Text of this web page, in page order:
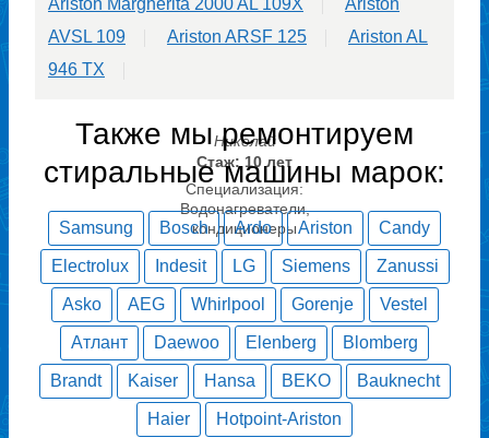
Николай
Стаж: 10 лет
Специализация:
Водонагреватели,
кондиционеры
AVSL 109
Ariston ARSF 125
Ariston AL
946 TX
Также мы ремонтируем
стиральные машины марок:
Samsung Bosch Ardo Ariston Candy
Electrolux Indesit LG Siemens Zanussi
Asko AEG Whirlpool Gorenje Vestel
Атлант Daewoo Elenberg Blomberg
Brandt Kaiser Hansa BEKO Bauknecht
Haier Hotpoint-Ariston